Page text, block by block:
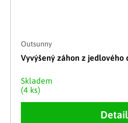
Outsunny
Vyvýšený záhon z jedlového
Skladem
(4 ks)
Detail